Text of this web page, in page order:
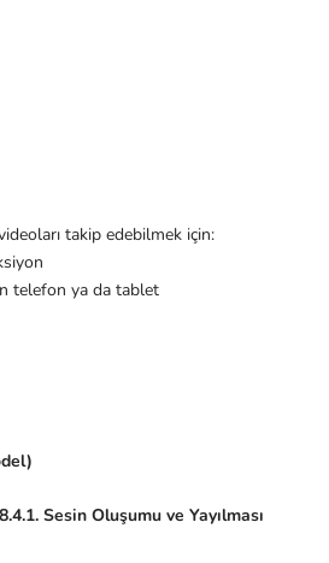
takip edebilmek için:
telefon ya da tablet
Sesin Oluşumu ve Yayılması